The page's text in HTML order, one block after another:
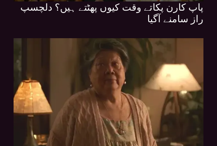
پاپ کارن پکاتے وقت کیوں پھٹتے ہیں؟ دلچسپ
راز سامنے آگیا